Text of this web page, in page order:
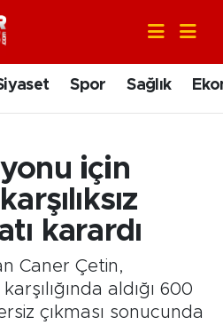
Spor Sağlık
için
karardı
Caner Çetin,
aldığı 600
çıkması sonucunda
ve Fikstür